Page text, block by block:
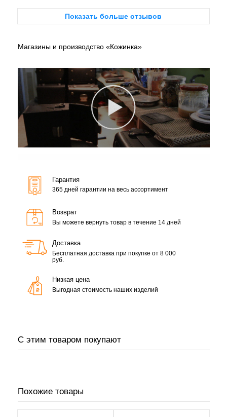
Показать больше отзывов
Магазины и производство «Кожинка»
Гарантия
365 дней гарантии на весь ассортимент
Возврат
Вы можете вернуть товар в течение 14 дней
Доставка
Бесплатная доставка при покупке от 8 000
руб.
Низкая цена
Выгодная стоимость наших изделий
С этим товаром покупают
Похожие товары